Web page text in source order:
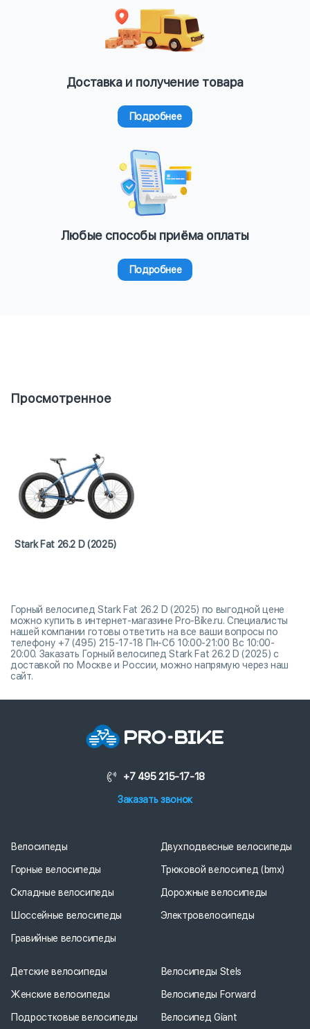
Доставка и получение товара
Подробнее
Любые способы приёма оплаты
Подробнее
Просмотренное
Stark Fat 26.2 D (2025)
Горный велосипед Stark Fat 26.2 D (2025) по выгодной цене
можно купить в интернет-магазине Pro-Bike.ru. Специалисты
нашей компании готовы ответить на все ваши вопросы по
телефону +7 (495) 215-17-18 Пн-Сб 10:00-21:00 Вс 10:00-
20:00. Заказать Горный велосипед Stark Fat 26.2 D (2025) с
доставкой по Москве и России, можно напрямую через наш
сайт.
+7 495 215-17-18
Заказать звонок
Велосипеды
Горные велосипеды
Складные велосипеды
Шоссейные велосипеды
Гравийные велосипеды
Двухподвесные велосипеды
Трюковой велосипед (bmx)
Дорожные велосипеды
Электровелосипеды
Детские велосипеды
Женские велосипеды
Подростковые велосипеды
Велосипеды Stels
Велосипеды Forward
Велосипед Giant